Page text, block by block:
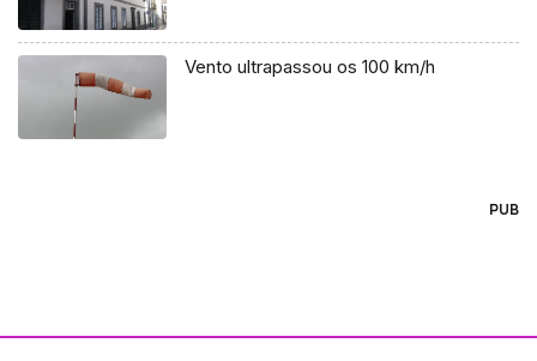
Vento ultrapassou os 100 km/h
PUB